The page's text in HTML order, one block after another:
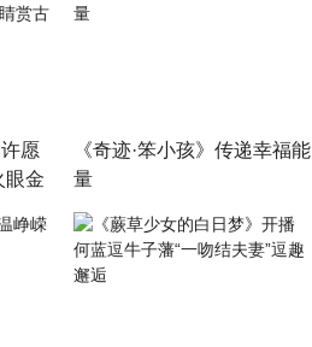
愿
眼金
《奇迹·笨小孩》传递幸福能
量